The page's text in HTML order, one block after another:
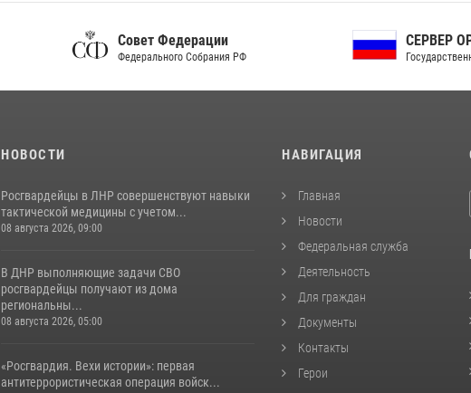
Совет Федерации
Федерального Собрания РФ
СЕРВЕР ОРГАНОВ
Государственной власти РФ
НОВОСТИ
Росгвардейцы в ЛНР совершенствуют навыки
тактической медицины с учетом...
08 августа 2026, 09:00
В ДНР выполняющие задачи СВО
росгвардейцы получают из дома
региональны...
08 августа 2026, 05:00
«Росгвардия. Вехи истории»: первая
антитеррористическая операция войск...
НАВИГАЦИЯ
Главная
Новости
Федеральная служба
Деятельность
Для граждан
Документы
Контакты
Герои